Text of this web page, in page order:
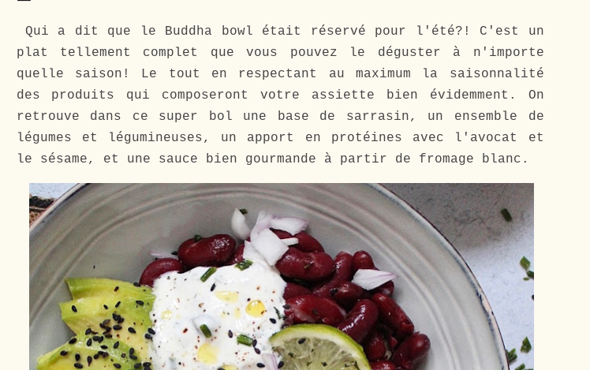
Qui a dit que le Buddha bowl était réservé pour l'été?! C'est un
plat tellement complet que vous pouvez le déguster à n'importe
quelle saison! Le tout en respectant au maximum la saisonnalité
des produits qui composeront votre assiette bien évidemment. On
retrouve dans ce super bol une base de sarrasin, un ensemble de
légumes et légumineuses, un apport en protéines avec l'avocat et
le sésame, et une sauce bien gourmande à partir de fromage blanc.